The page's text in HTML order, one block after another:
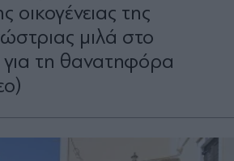
οικογένειας της
μιλά στο
τη θανατηφόρα